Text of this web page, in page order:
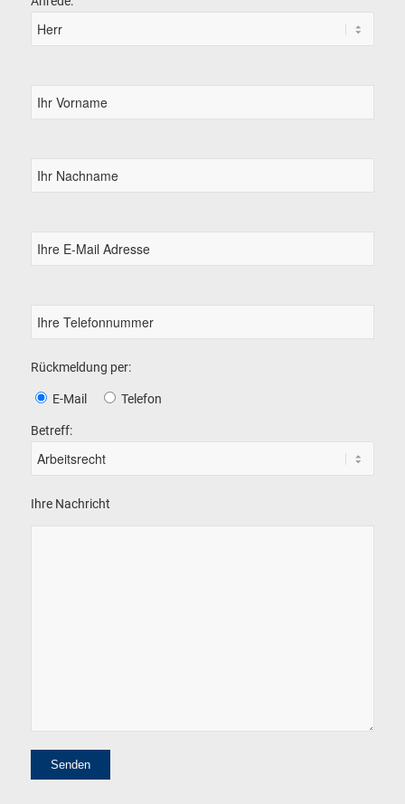
Rückmeldung per:
E-Mail Telefon
Betreff:
Ihre Nachricht